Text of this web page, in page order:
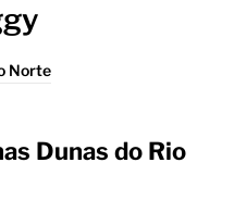
Norte
Dunas do Rio